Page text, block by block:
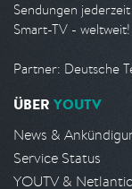
Sendungen
Smart-TV - weltweit!
Partner: Deutsche
ÜBER YOUTV
News &
Service Status
YOUTV &